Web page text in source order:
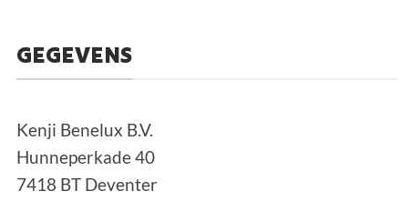
GEGEVENS
Kenji Benelux B.V.
Hunneperkade 40
7418 BT Deventer